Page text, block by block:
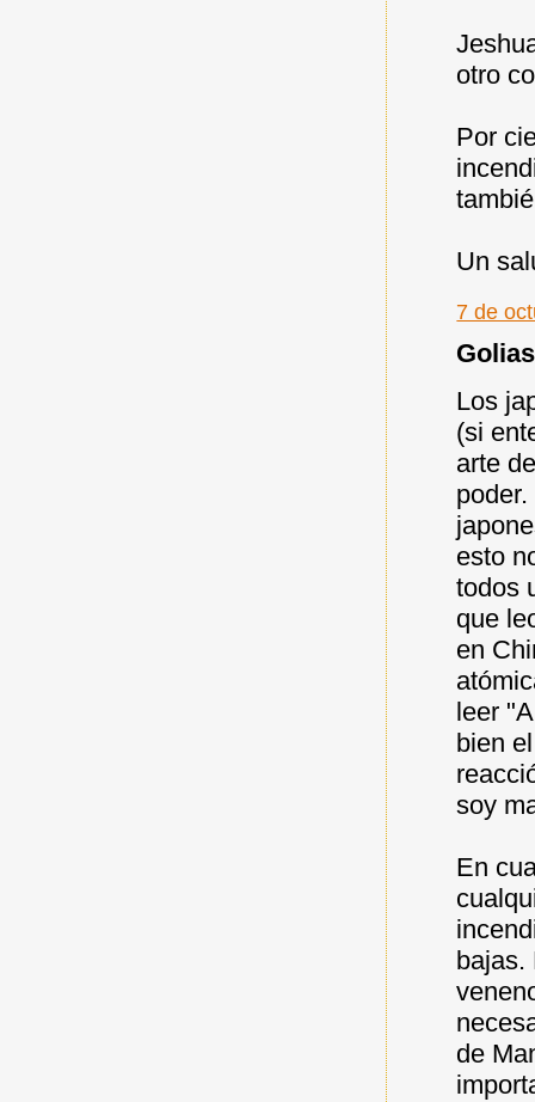
otro
Por
Un
7 de
Los
(si
arte
esto
todos
que
en
leer
bien
soy
En
bajas.
de